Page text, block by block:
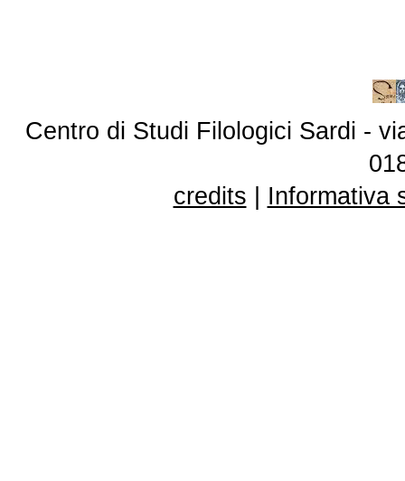
Centro di Studi Filologici Sardi -
credits
Informativa